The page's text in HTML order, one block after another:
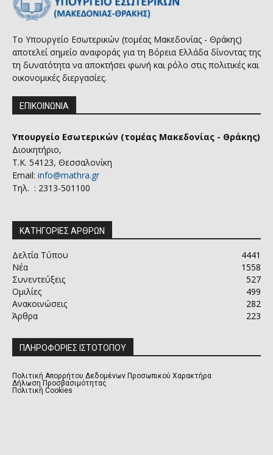
Το Υπουργείο Εσωτερικών (τομέας Μακεδονίας - Θράκης)
αποτελεί σημείο αναφοράς για τη Βόρεια Ελλάδα δίνοντας της
τη δυνατότητα να αποκτήσει φωνή και ρόλο στις πολιτικές και
οικονομικές διεργασίες.
ΕΠΙΚΟΙΝΩΝΙΑ
Υπουργείο Εσωτερικών (τομέας Μακεδονίας - Θράκης)
Διοικητήριο,
Τ.Κ. 54123, Θεσσαλονίκη
Email: info@mathra.gr
Τηλ. : 2313-501100
ΚΑΤΗΓΟΡΙΕΣ ΑΡΘΡΩΝ
Δελτία Τύπου
4441
Νέα
1558
Συνεντεύξεις
527
Ομιλίες
499
Ανακοινώσεις
282
Άρθρα
223
ΠΛΗΡΟΦΟΡΙΕΣ ΙΣΤΟΤΟΠΟΥ
Πολιτική Απορρήτου Δεδομένων Προσωπικού Χαρακτήρα
Δήλωση Προσβασιμότητας
Πολιτική Cookies